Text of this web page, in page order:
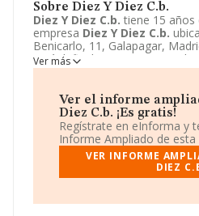
Sobre Diez Y Diez C.b.
Diez Y Diez C.b. tiene 15 años
empresa Diez Y Diez C.b.
Benicarlo, 11, Galapagar,
está definida como 8551 -
recreativa. La forma jurídica de
Ver más
Ver el informe
Diez C.b. ¡Es gratis!
Regístrate en eInforma y
Informe Ampliado de esta
VER INFORME
DIEZ